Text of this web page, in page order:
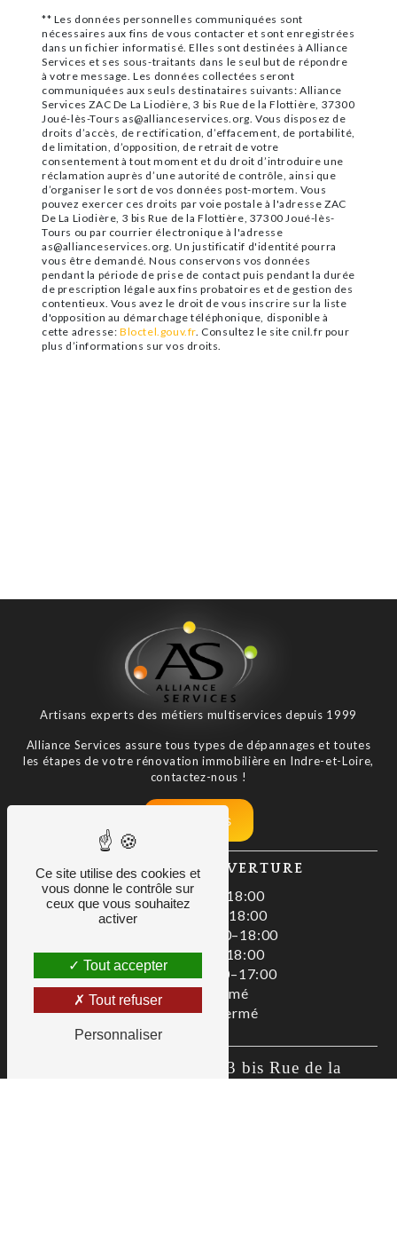
** Les données personnelles communiquées sont
nécessaires aux fins de vous contacter et sont enregistrées
dans un fichier informatisé. Elles sont destinées à Alliance
Services et ses sous-traitants dans le seul but de répondre
à votre message. Les données collectées seront
communiquées aux seuls destinataires suivants: Alliance
Services ZAC De La Liodière, 3 bis Rue de la Flottière, 37300
Joué-lès-Tours as@allianceservices.org. Vous disposez de
droits d’accès, de rectification, d’effacement, de portabilité,
de limitation, d’opposition, de retrait de votre
consentement à tout moment et du droit d’introduire une
réclamation auprès d’une autorité de contrôle, ainsi que
d’organiser le sort de vos données post-mortem. Vous
pouvez exercer ces droits par voie postale à l'adresse ZAC
De La Liodière, 3 bis Rue de la Flottière, 37300 Joué-lès-
Tours ou par courrier électronique à l'adresse
as@allianceservices.org. Un justificatif d'identité pourra
vous être demandé. Nous conservons vos données
pendant la période de prise de contact puis pendant la durée
de prescription légale aux fins probatoires et de gestion des
contentieux. Vous avez le droit de vous inscrire sur la liste
d'opposition au démarchage téléphonique, disponible à
cette adresse: Bloctel.gouv.fr . Consultez le site cnil.fr pour
plus d’informations sur vos droits.
Artisans experts des métiers multiservices depuis 1999
Alliance Services assure tous types de dépannages et toutes
les étapes de votre rénovation immobilière en Indre-et-Loire,
contactez-nous !
Nos tarifs
HORAIRES D'OUVERTURE
Lundi : 08:00–18:00
Mardi : 08:00–18:00
Mercredi : 08:00–18:00
Jeudi : 08:00–18:00
Vendredi : 08:00–17:00
Samedi : Fermé
Dimanche : Fermé
Zac De La Liodière, 3 bis Rue de la
Ce site utilise des cookies et
vous donne le contrôle sur
ceux que vous souhaitez
activer
Tout accepter
Tout refuser
Personnaliser